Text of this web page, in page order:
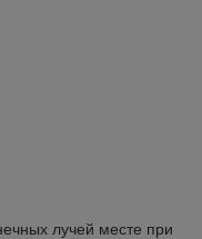
лучей месте при